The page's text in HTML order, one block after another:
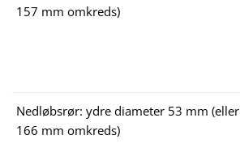
157 mm omkreds)
Nedløbsrør: ydre diameter 53 mm (eller
166 mm omkreds)